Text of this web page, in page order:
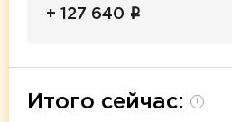
+ 127 640 i
Итого сейчас: i